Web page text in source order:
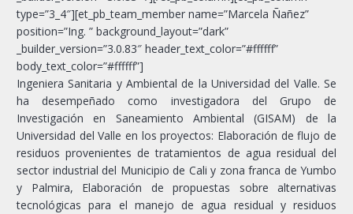
type=”3_4″][et_pb_team_member name=”Marcela Ñañez”
position=”Ing. ” background_layout=”dark”
_builder_version=”3.0.83″ header_text_color=”#ffffff”
body_text_color=”#ffffff”]
Ingeniera Sanitaria y Ambiental de la Universidad del Valle. Se
ha desempeñado como investigadora del Grupo de
Investigación en Saneamiento Ambiental (GISAM) de la
Universidad del Valle en los proyectos: Elaboración de flujo de
residuos provenientes de tratamientos de agua residual del
sector industrial del Municipio de Cali y zona franca de Yumbo
y Palmira, Elaboración de propuestas sobre alternativas
tecnológicas para el manejo de agua residual y residuos